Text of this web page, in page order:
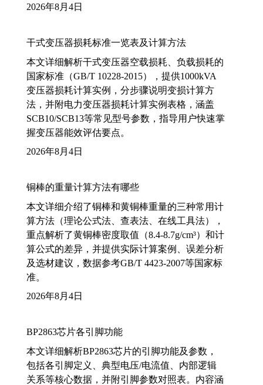
2026年8月4日
干式变压器损耗标准一览表及计算方法
本文详细解析干式变压器空载损耗、负载损耗的
国家标准（GB/T 10228-2015），提供1000kVA
变压器损耗计算实例，分步骤说明变损计算方
法，并附电力变压器损耗计算实例表格，涵盖
SCB10/SCB13等常见型号参数，指导用户快速掌
握变压器能效评估要点。
2026年8月4日
铜棒的重量计算方法有哪些
本文详细介绍了铜棒和黄铜棒重量的三种常用计
算方法（理论公式法、查表法、在线工具法），
重点解析了黄铜棒密度取值（8.4-8.7g/cm³）和计
算公式的差异，并提供实际计算案例、误差分析
及选材建议，数据参考GB/T 4423-2007等国家标
准。
2026年8月4日
BP2863芯片各引脚功能
本文详细解析BP2863芯片的引脚功能及参数，
包括各引脚定义、典型电压/电流值、内部逻辑
关系等核心数据，并附引脚参数对照表。内容涵